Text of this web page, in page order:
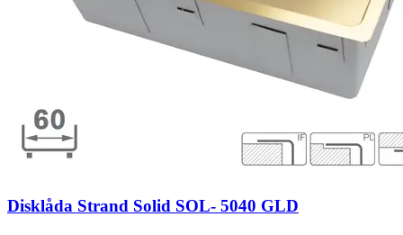
Disklåda Strand Solid SOL- 5040 GLD